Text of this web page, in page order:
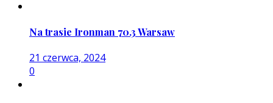
Na trasie Ironman 70.3 Warsaw
21 czerwca, 2024
0